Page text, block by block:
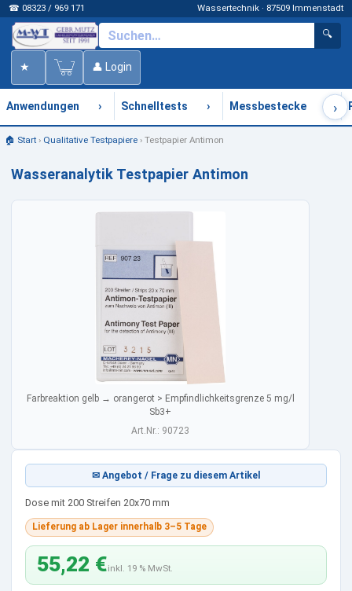
☎ 08323 / 969 171 Wassertechnik · 87509 Immenstadt
🔍
★ 👤 Login
Anwendungen › Schnelltests › Messbestecke ›
🏠 Start› Qualitative Testpapiere› Testpapier Antimon
Wasseranalytik Testpapier Antimon
Farbreaktion gelb → orangerot > Empfindlichkeitsgrenze 5 mg/l
Sb3+
Art.Nr.: 90723
✉ Angebot / Frage zu diesem Artikel
Dose mit 200 Streifen 20x70 mm
Lieferung ab Lager innerhalb 3–5 Tage
55,22 €inkl. 19 % MwSt.